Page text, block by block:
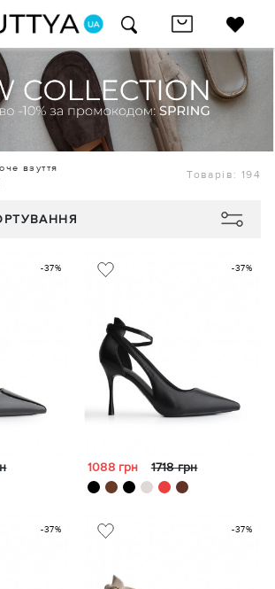
взуття
Товарів: 194
-37% -37%
1088 грн 1718 грн
-37% -37%